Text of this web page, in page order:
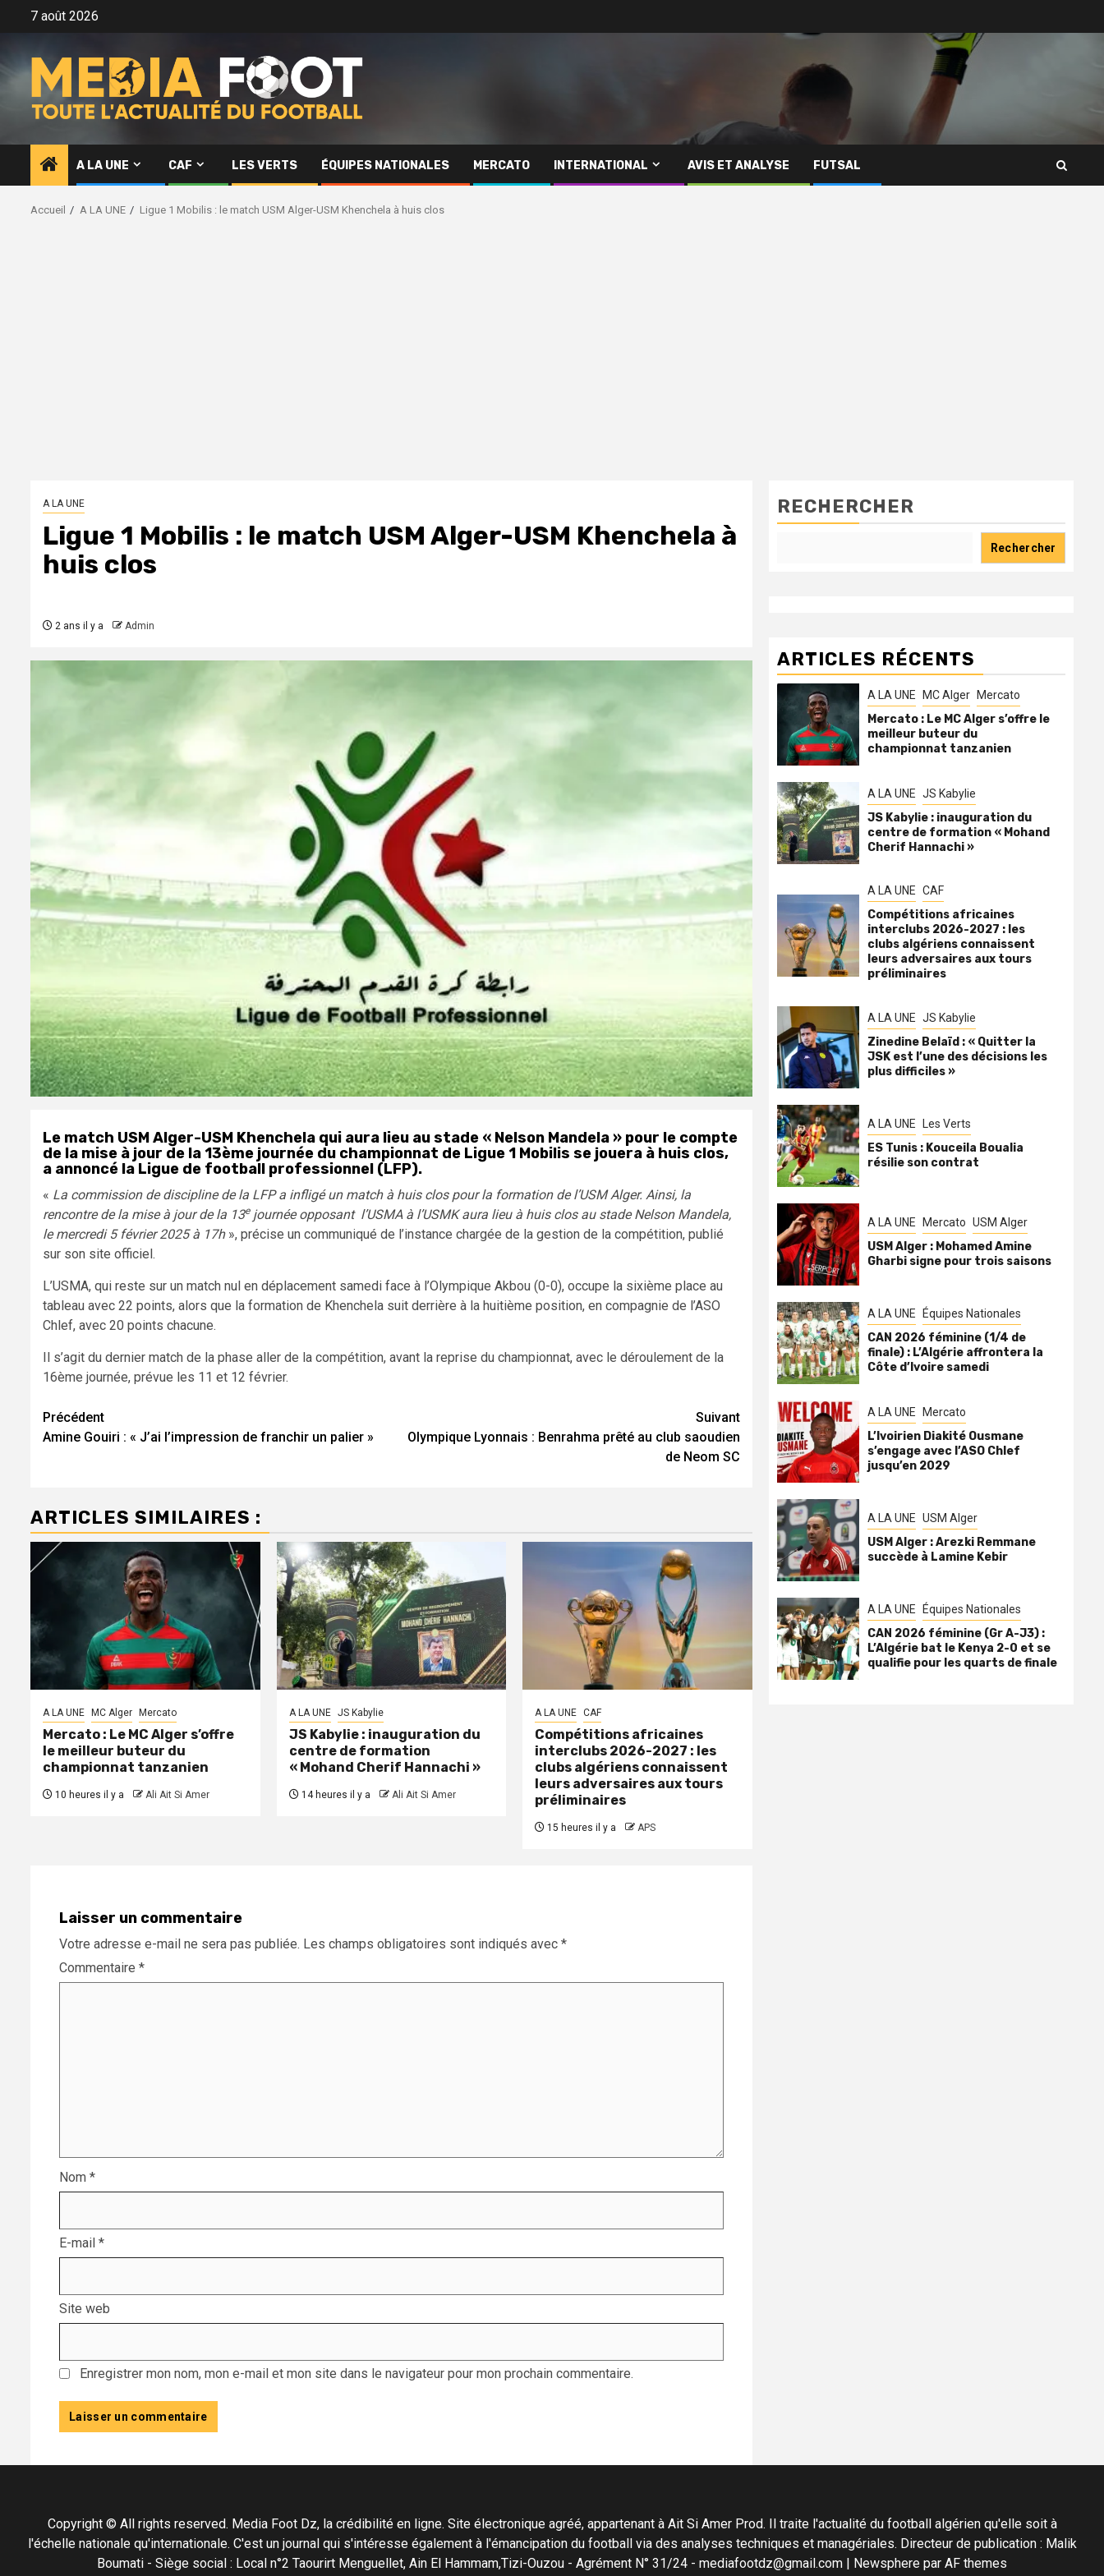
7 août 2026
A LA UNE CAF LES VERTS ÉQUIPES NATIONALES MERCATO INTERNATIONAL AVIS ET ANALYSE FUTSAL
Accueil A LA UNE Ligue 1 Mobilis : le match USM Alger-USM Khenchela à huis clos
A LA UNE
Ligue 1 Mobilis : le match USM Alger-USM Khenchela à
huis clos
2 ans il y a Admin
Le match USM Alger-USM Khenchela qui aura lieu au stade « Nelson Mandela » pour le compte
de la mise à jour de la 13ème journée du championnat de Ligue 1 Mobilis se jouera à huis clos,
a annoncé la Ligue de football professionnel (LFP).
« La commission de discipline de la LFP a infligé un match à huis clos pour la formation de l’USM Alger. Ainsi, la
rencontre de la mise à jour de la 13ejournée opposant l’USMA à l’USMK aura lieu à huis clos au stade Nelson Mandela,
le mercredi 5 février 2025 à 17h », précise un communiqué de l’instance chargée de la gestion de la compétition, publié
sur son site officiel.
L’USMA, qui reste sur un match nul en déplacement samedi face à l’Olympique Akbou (0-0), occupe la sixième place au
tableau avec 22 points, alors que la formation de Khenchela suit derrière à la huitième position, en compagnie de l’ASO
Chlef, avec 20 points chacune.
Il s’agit du dernier match de la phase aller de la compétition, avant la reprise du championnat, avec le déroulement de la
16ème journée, prévue les 11 et 12 février.
Navigation
d’article
Précédent
Amine Gouiri : « J’ai l’impression de franchir un palier »
Suivant
Olympique Lyonnais : Benrahma prêté au club saoudien
de Neom SC
ARTICLES SIMILAIRES :
A LA UNE MC Alger Mercato
Mercato : Le MC Alger s’offre
le meilleur buteur du
championnat tanzanien
10 heures il y a Ali Ait Si Amer
A LA UNE JS Kabylie
JS Kabylie : inauguration du
centre de formation
« Mohand Cherif Hannachi »
14 heures il y a Ali Ait Si Amer
A LA UNE CAF
Compétitions africaines
interclubs 2026-2027 : les
clubs algériens connaissent
leurs adversaires aux tours
préliminaires
15 heures il y a APS
Laisser un commentaire
Votre adresse e-mail ne sera pas publiée. Les champs obligatoires sont indiqués avec *
Commentaire *
Nom *
E-mail *
Site web
Enregistrer mon nom, mon e-mail et mon site dans le navigateur pour mon prochain commentaire.
RECHERCHER
Rechercher
ARTICLES RÉCENTS
A LA UNE MC Alger Mercato
Mercato : Le MC Alger s’offre le
meilleur buteur du
championnat tanzanien
A LA UNE JS Kabylie
JS Kabylie : inauguration du
centre de formation « Mohand
Cherif Hannachi »
A LA UNE CAF
Compétitions africaines
interclubs 2026-2027 : les
clubs algériens connaissent
leurs adversaires aux tours
préliminaires
A LA UNE JS Kabylie
Zinedine Belaïd : « Quitter la
JSK est l’une des décisions les
plus difficiles »
A LA UNE Les Verts
ES Tunis : Kouceila Boualia
résilie son contrat
A LA UNE Mercato USM Alger
USM Alger : Mohamed Amine
Gharbi signe pour trois saisons
A LA UNE Équipes Nationales
CAN 2026 féminine (1/4 de
finale) : L’Algérie affrontera la
Côte d’Ivoire samedi
A LA UNE Mercato
L’Ivoirien Diakité Ousmane
s’engage avec l’ASO Chlef
jusqu’en 2029
A LA UNE USM Alger
USM Alger : Arezki Remmane
succède à Lamine Kebir
A LA UNE Équipes Nationales
CAN 2026 féminine (Gr A-J3) :
L’Algérie bat le Kenya 2-0 et se
qualifie pour les quarts de finale
Copyright © All rights reserved. Media Foot Dz, la crédibilité en ligne. Site électronique agréé, appartenant à Ait Si Amer Prod. Il traite l'actualité du football algérien qu'elle soit à
l'échelle nationale qu'internationale. C'est un journal qui s'intéresse également à l'émancipation du football via des analyses techniques et managériales. Directeur de publication : Malik
Boumati - Siège social : Local n°2 Taourirt Menguellet, Ain El Hammam,Tizi-Ouzou - Agrément N° 31/24 - mediafootdz@gmail.com | Newsphere par AF themes